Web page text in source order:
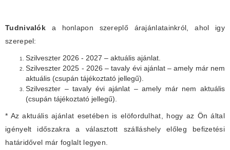
Tudnivalók a honlapon szereplő árajánlatainkról, ahol igy
szerepel:
Szilveszter 2026 - 2027 – aktuális ajánlat.
Szilveszter 2025 - 2026 – tavaly évi ajánlat – amely már nem
aktuális (csupán tájékoztató jellegű).
Szilveszter – tavaly évi ajánlat – amely már nem aktuális
(csupán tájékoztató jellegű).
* Az aktuális ajánlat esetében is elöfordulhat, hogy az Ön által
igényelt időszakra a választott szálláshely előleg befizetési
határidővel már foglalt legyen.